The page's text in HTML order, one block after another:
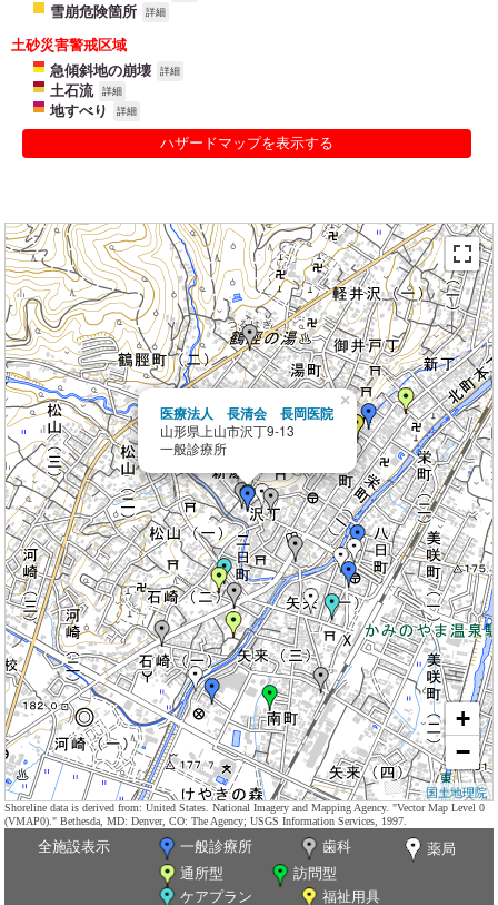
雪崩危険箇所 詳細
土砂災害警戒区域
急傾斜地の崩壊
詳細
土石流 詳細
地すべり 詳細
ハザードマップを表示する
医療法人 長清会 長岡医院
山形県上山市沢丁9-13
一般診療所
×
+
−
国土地理院
Shoreline data is derived from: United States. National Imagery and Mapping Agency. "Vector Map Level 0
(VMAP0)." Bethesda, MD: Denver, CO: The Agency; USGS Information Services, 1997.
全施設表示 一般診療所 歯科
薬局
通所型
訪問型
ケアプラン
福祉用具